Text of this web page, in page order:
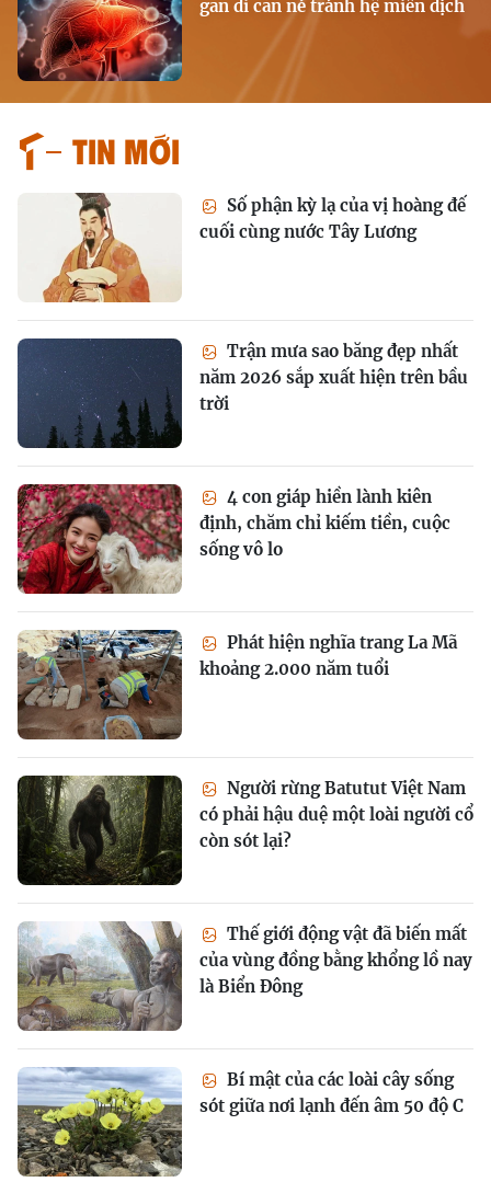
gan di căn né tránh hệ miễn dịch
Tin mới
Số phận kỳ lạ của vị hoàng đế
cuối cùng nước Tây Lương
Trận mưa sao băng đẹp nhất
năm 2026 sắp xuất hiện trên bầu
trời
4 con giáp hiền lành kiên
định, chăm chỉ kiếm tiền, cuộc
sống vô lo
Phát hiện nghĩa trang La Mã
khoảng 2.000 năm tuổi
Người rừng Batutut Việt Nam
có phải hậu duệ một loài người cổ
còn sót lại?
Thế giới động vật đã biến mất
của vùng đồng bằng khổng lồ nay
là Biển Đông
Bí mật của các loài cây sống
sót giữa nơi lạnh đến âm 50 độ C